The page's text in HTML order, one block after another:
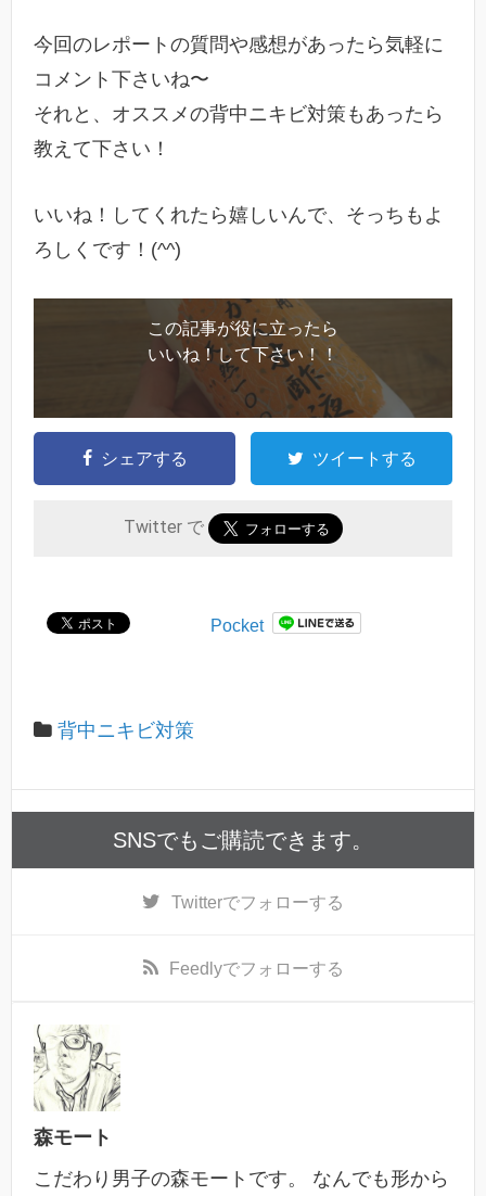
今回のレポートの質問や感想があったら気軽に
コメント下さいね〜
それと、オススメの背中ニキビ対策もあったら
教えて下さい！
いいね！してくれたら嬉しいんで、そっちもよ
ろしくです！(^^)
この記事が役に立ったら
いいね！して下さい！！
シェアする ツイートする
Twitter で
Pocket
背中ニキビ対策
SNSでもご購読できます。
Twitterでフォローする
Feedlyでフォローする
森モート
こだわり男子の森モートです。 なんでも形から